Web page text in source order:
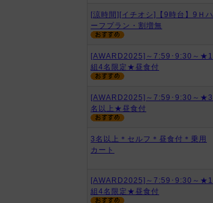
[涼時間][イチオシ]【9時台】9Ｈハ
ーフプラン・割増無
[AWARD2025]～7:59･9:30～★1
組4名限定★昼食付
[AWARD2025]～7:59･9:30～★3
名以上★昼食付
3名以上＊セルフ＊昼食付＊乗用
カート
[AWARD2025]～7:59･9:30～★1
組4名限定★昼食付